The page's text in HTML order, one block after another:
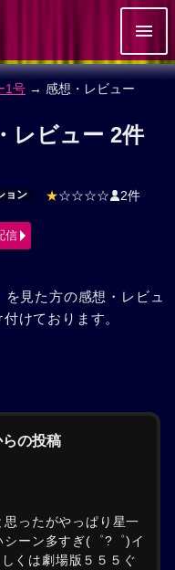
1号 → 感想・レビュー
レビュー 2件
ョン ★☆☆☆☆ 2件
信
を見た方の感想・レビュ
けております。
の投稿
ったがやっぱり星一
ーン多すぎ(゜?゜)イ
くは劇場版５５５ぐ